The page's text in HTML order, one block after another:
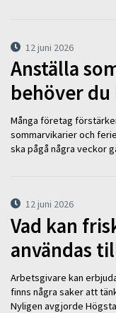
12 juni 2026
Anställa
behöver du
Många företag
sommarvikarier och
ska pågå några veckor
12 juni 2026
Vad kan
användas
Arbetsgivare kan
finns några saker att
Nyligen avgjorde